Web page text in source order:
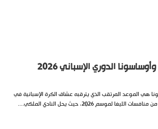
الدوري الإسباني 2026
هي الموعد المرتقب الذي يترقبه عشاق الكرة الإسبانية في
لموسم 2026، حيث يحل النادي الملكي....